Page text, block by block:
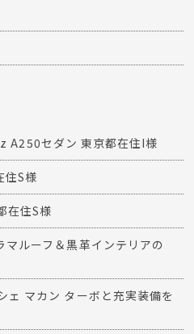
A250セダン 東京都在住I様
住S様
在住S様
ルーフ＆黒革インテリアの
ェ マカン ターボと充実装備を